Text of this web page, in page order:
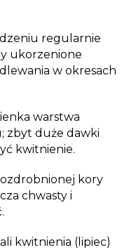
regularnie
ukorzenione
w okresach
warstwa
zbyt duże dawki
kwitnienie.
kory
chwasty i
kwitnienia (lipiec)